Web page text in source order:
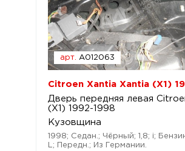
арт. A012063
Citroen Xantia Xantia (X1)
Дверь передняя левая
(X1) 1992-1998
Кузовщина
1998; Седан.; Чёрный; 1,8; i;
L; Передн.; Из Германии.